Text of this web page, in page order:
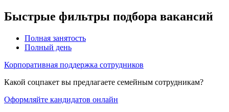
Быстрые фильтры подбора вакансий
Полная занятость
Полный день
Корпоративная поддержка сотрудников
Какой соцпакет вы предлагаете семейным сотрудникам?
Оформляйте кандидатов онлайн